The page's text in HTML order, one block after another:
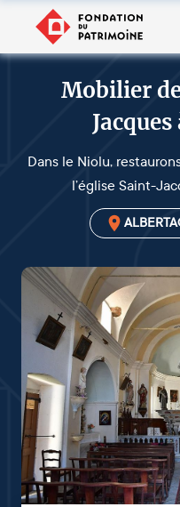
Mobilier
Dans le Niolu,
l’église Saint-